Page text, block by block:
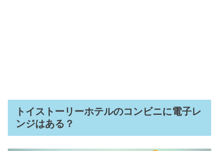
トイストーリーホテルのコンビニに電子レ
ンジはある？